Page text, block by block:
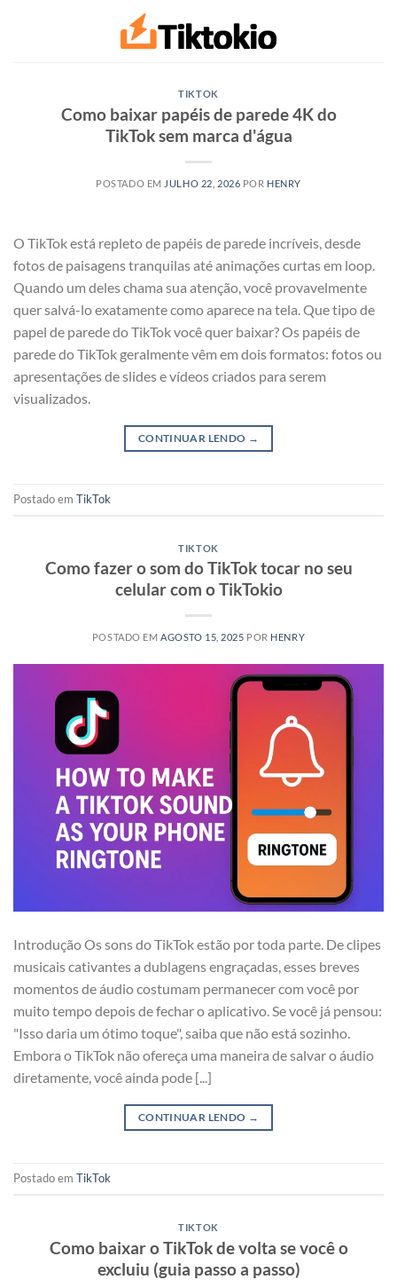
TIKTOK
Como baixar papéis de parede 4K do
TikTok sem marca d'água
POSTADO EM JULHO 22, 2026 POR HENRY
O TikTok está repleto de papéis de parede incríveis, desde
fotos de paisagens tranquilas até animações curtas em loop.
Quando um deles chama sua atenção, você provavelmente
quer salvá-lo exatamente como aparece na tela. Que tipo de
papel de parede do TikTok você quer baixar? Os papéis de
parede do TikTok geralmente vêm em dois formatos: fotos ou
apresentações de slides e vídeos criados para serem
visualizados.
CONTINUAR LENDO →
Postado em TikTok
TIKTOK
Como fazer o som do TikTok tocar no seu
celular com o TikTokio
POSTADO EMAGOSTO 15, 2025 POR HENRY
Introdução Os sons do TikTok estão por toda parte. De clipes
musicais cativantes a dublagens engraçadas, esses breves
momentos de áudio costumam permanecer com você por
muito tempo depois de fechar o aplicativo. Se você já pensou:
"Isso daria um ótimo toque", saiba que não está sozinho.
Embora o TikTok não ofereça uma maneira de salvar o áudio
diretamente, você ainda pode [...]
CONTINUAR LENDO →
Postado em TikTok
TIKTOK
Como baixar o TikTok de volta se você o
excluiu (guia passo a passo)